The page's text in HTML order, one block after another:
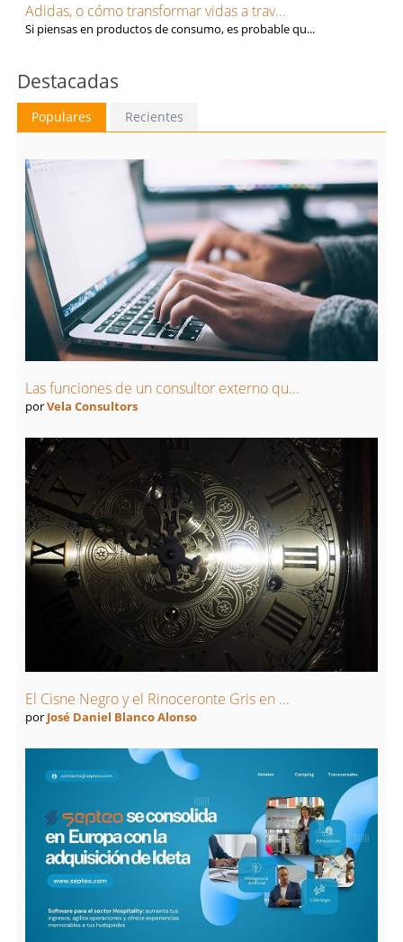
Adidas, o cómo transformar vidas a trav...
Si piensas en productos de consumo, es probable qu...
Destacadas
Populares Recientes
Las funciones de un consultor externo qu...
porVela Consultors
El Cisne Negro y el Rinoceronte Gris en ...
por José Daniel Blanco Alonso